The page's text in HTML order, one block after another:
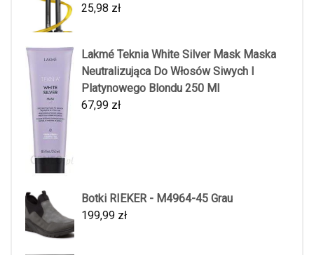
25,98 zł
Lakmé Teknia White Silver Mask Maska
Neutralizująca Do Włosów Siwych I
Platynowego Blondu 250 Ml
67,99 zł
Botki RIEKER - M4964-45 Grau
199,99 zł